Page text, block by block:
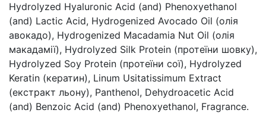
Hydrolyzed Hyaluronic Acid (and) Phenoxyethanol
(and) Lactic Acid, Hydrogenized Avocado Oil (олія
авокадо), Hydrogenized Macadamia Nut Oil (олія
макадамії), Hydrolyzed Silk Protein (протеїни шовку),
Hydrolyzed Soy Protein (протеїни сої), Hydrolyzed
Keratin (кератин), Linum Usitatissimum Extract
(екстракт льону), Panthenol, Dehydroacetic Acid
(and) Benzoic Acid (and) Phenoxyethanol, Fragrance.